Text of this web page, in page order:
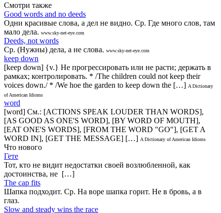
Смотри также
Good words and no deeds
Одни красивые слова, а дел не видно. Ср. Где много слов, там
мало дела. www.sky-net-eye.com
Deeds, not words
Ср. (Нужны) дела, а не слова. www.sky-net-eye.com
keep down
[keep down] {v.} Не прогрессировать или не расти; держать в
рамках; контролировать. * /The children could not keep their
voices down./ * /We hoe the garden to keep down the […] A Dictionary
of American Idioms
word
[word] См.: [ACTIONS SPEAK LOUDER THAN WORDS],
[AS GOOD AS ONE'S WORD], [BY WORD OF MOUTH],
[EAT ONE'S WORDS], [FROM THE WORD "GO"], [GET A
WORD IN], [GET THE MESSAGE] […] A Dictionary of American Idioms
Что нового
Гете
Тот, кто не видит недостатки своей возлюбленной, как
достоинства, не […]
The cap fits
Шапка подходит. Ср. На воре шапка горит. Не в бровь, а в
глаз.
Slow and steady wins the race